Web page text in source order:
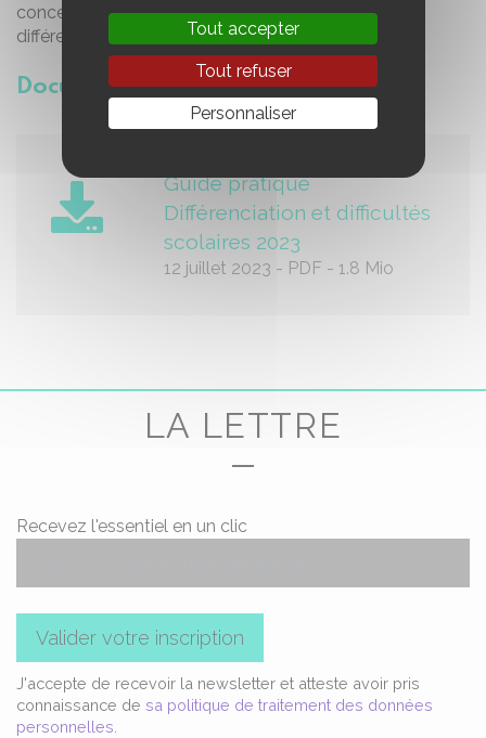
conception de documents écrits ou projetés ou en
différentiation.
Document joint
Guide pratique
Différenciation et difficultés
scolaires 2023
12 juillet 2023 - PDF - 1.8 Mio
LA LETTRE
Recevez l'essentiel en un clic
Valider votre inscription
J'accepte de recevoir la newsletter et atteste avoir pris
connaissance de sa politique de traitement des données
personnelles
Tout accepter
Tout refuser
Personnaliser